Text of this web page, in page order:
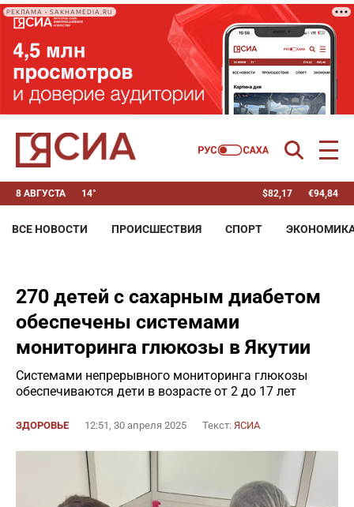
РЕКЛАМА • SAKHAMEDIA.RU
8 АВГУСТА 14° $82,17 €94,84
ВСЕ НОВОСТИ ПРОИСШЕСТВИЯ СПОРТ
270 детей с сахарным диабетом
обеспечены системами
мониторинга глюкозы в Якутии
Системами непрерывного мониторинга глюкозы
обеспечиваются дети в возрасте от 2 до 17 лет
ЗДОРОВЬЕ 12:51, 30 апреля 2025 Текст: ЯСИА